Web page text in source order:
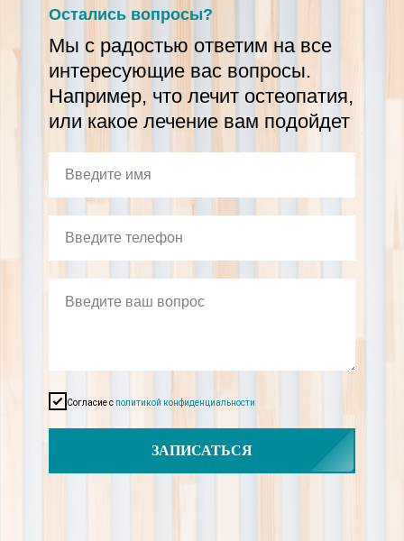
Остались вопросы?
Мы с радостью ответим на все
интересующие вас вопросы.
Например, что лечит остеопатия,
или какое лечение вам подойдет
Согласие с политикой конфиденциальности
ЗАПИСАТЬСЯ